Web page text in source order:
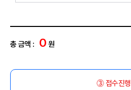
총 금액 : 0 원
⓷ 접수진행